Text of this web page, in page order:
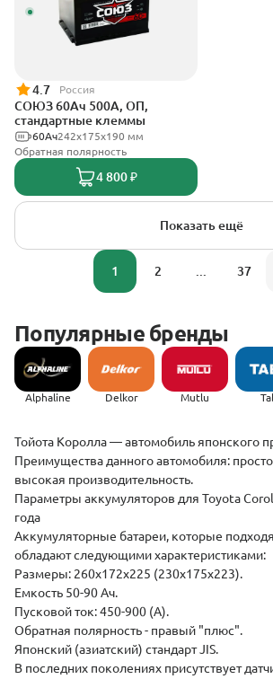
4.7 Россия
СОЮЗ 60Ач 500А, ОП,
стандартные клеммы
242x175x190 мм
60Ач
Обратная полярность
4 800 ₽
Показать ещё
1 2 37
Популярные бренды
Alphaline Delkor Mutlu
Тойота Королла — автомобиль японского
Преимущества данного автомобиля:
высокая производительность.
Параметры аккумуляторов для Toyota
года
Аккумуляторные батареи, которые
обладают следующими характеристиками:
Размеры: 260х172х225 (230х175х223).
Емкость 50-90 Ач.
Пусковой ток: 450-900 (А).
Обратная полярность - правый "плюс".
Японский (азиатский) стандарт JIS.
В последних поколениях присутствует